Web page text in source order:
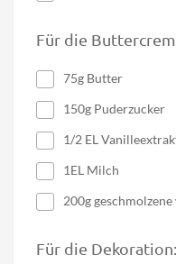
Für die
75g Butter
150g Puderzucker
1/2 EL
1EL Milch
200g
Für die Dekoration: